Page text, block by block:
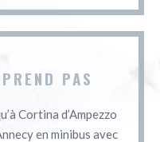
PAS
Cortina d’Ampezzo
en minibus avec